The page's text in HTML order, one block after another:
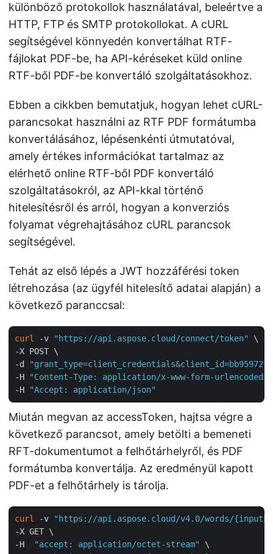
különböző protokollok használatával, beleértve a
HTTP, FTP és SMTP protokollokat. A cURL
segítségével könnyedén konvertálhat RTF-
fájlokat PDF-be, ha API-kéréseket küld online
RTF-ből PDF-be konvertáló szolgáltatásokhoz.
Ebben a cikkben bemutatjuk, hogyan lehet cURL-
parancsokat használni az RTF PDF formátumba
konvertálásához, lépésenkénti útmutatóval,
amely értékes információkat tartalmaz az
elérhető online RTF-ből PDF konvertáló
szolgáltatásokról, az API-kkal történő
hitelesítésről és arról, hogyan a konverziós
folyamat végrehajtásához cURL parancsok
segítségével.
Tehát az első lépés a JWT hozzáférési token
létrehozása (az ügyfél hitelesítő adatai alapján) a
következő paranccsal:
curl -v "https://api.aspose.cloud/connect/token"
\
-X POST \
-d
"grant_type=client_credentials&client_id=bb959721-
-H
"Content-Type: application/x-www-form-urlencoded"
-H
"Accept: application/json"
Miután megvan az accessToken, hajtsa végre a
következő parancsot, amely betölti a bemeneti
RFT-dokumentumot a felhőtárhelyről, és PDF
formátumba konvertálja. Az eredményül kapott
PDF-et a felhőtárhely is tárolja.
curl -v
"https://api.aspose.cloud/v4.0/words/
-X GET \
-H
"accept: application/octet-stream"
\